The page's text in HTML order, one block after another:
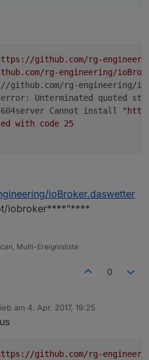
github.com/rg-
rg-engineering/
github.com/rg-engineering/
Unterminated quoted
Cannot install
with code 25
ioBroker.daswetter
iobroker****"****
Multi-Ereignisliste
0
am 4. Apr. 2017, 19:25
editiert von
github.com/rg-